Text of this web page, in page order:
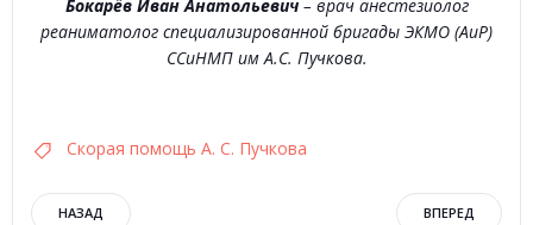
Бокарёв Иван Анатольевич– врач анестезиолог
реаниматолог специализированной бригады ЭКМО (АиР)
ССиНМП им А.С. Пучкова.
Скорая помощь А. С. Пучкова
НАЗАД ВПЕРЕД